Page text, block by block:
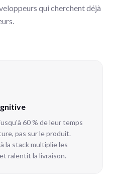
qui cherchent déjà
60 % de leur temps
pas sur le produit.
la stack multiplie les
ralentit la livraison.